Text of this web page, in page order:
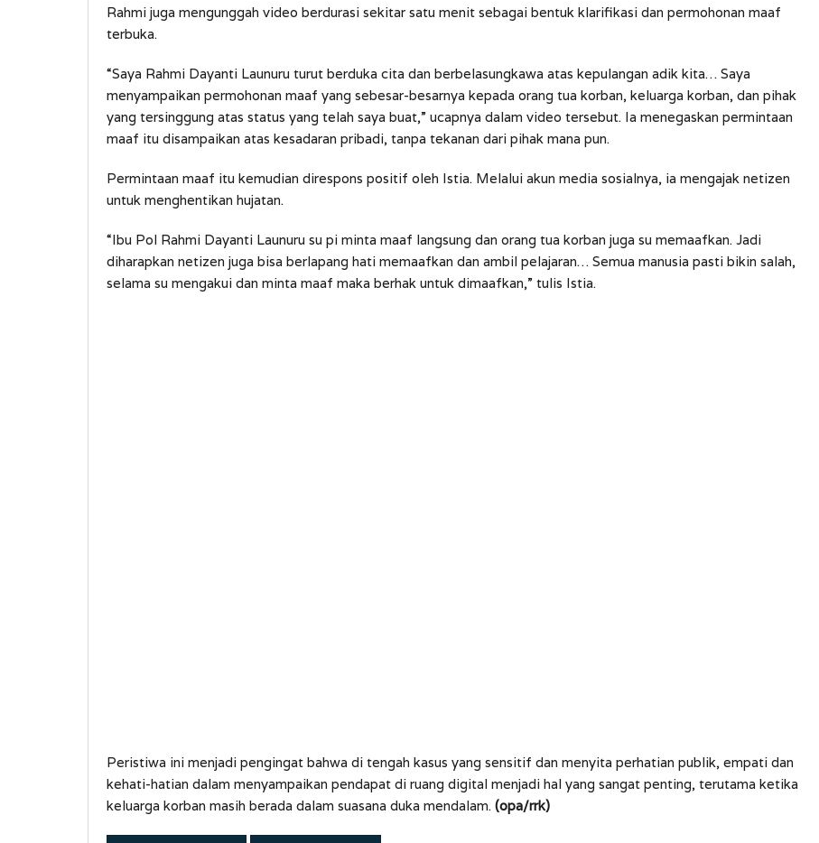
Rahmi juga mengunggah video berdurasi sekitar satu menit sebagai bentuk klarifikasi dan permohonan maaf
terbuka.
“Saya Rahmi Dayanti Launuru turut berduka cita dan berbelasungkawa atas kepulangan adik kita… Saya
menyampaikan permohonan maaf yang sebesar-besarnya kepada orang tua korban, keluarga korban, dan pihak
yang tersinggung atas status yang telah saya buat,” ucapnya dalam video tersebut. Ia menegaskan permintaan
maaf itu disampaikan atas kesadaran pribadi, tanpa tekanan dari pihak mana pun.
Permintaan maaf itu kemudian direspons positif oleh Istia. Melalui akun media sosialnya, ia mengajak netizen
untuk menghentikan hujatan.
“Ibu Pol Rahmi Dayanti Launuru su pi minta maaf langsung dan orang tua korban juga su memaafkan. Jadi
diharapkan netizen juga bisa berlapang hati memaafkan dan ambil pelajaran… Semua manusia pasti bikin salah,
selama su mengakui dan minta maaf maka berhak untuk dimaafkan,” tulis Istia.
Peristiwa ini menjadi pengingat bahwa di tengah kasus yang sensitif dan menyita perhatian publik, empati dan
kehati-hatian dalam menyampaikan pendapat di ruang digital menjadi hal yang sangat penting, terutama ketika
keluarga korban masih berada dalam suasana duka mendalam. (opa/rrk)